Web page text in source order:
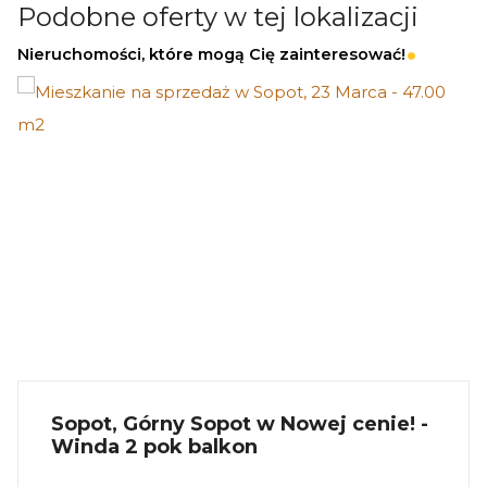
indywidualnej prezentacji nieruchomości.
_
- Zaproponuj Swoją cenę prezentowanej
nieruchomości.
Podobne oferty w tej lokalizacji
Nieruchomości, które mogą Cię zainteresować!
Sopot, Górny Sopot w Nowej cenie! -
Winda 2 pok balkon